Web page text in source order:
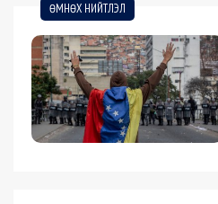
ӨМНӨХ НИЙТЛЭЛ